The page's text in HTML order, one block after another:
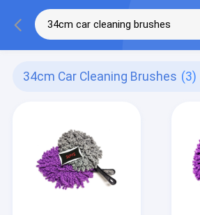
34cm Car Cleaning Brushes (3)